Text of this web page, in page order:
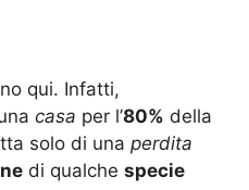
qui. Infatti,
casa per l’80% della
solo di una perdita
di qualche specie